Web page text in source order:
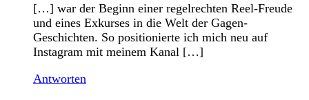
[…] war der Beginn einer regelrechten Reel-Freude
und eines Exkurses in die Welt der Gagen-
Geschichten. So positionierte ich mich neu auf
Instagram mit meinem Kanal […]
Antworten